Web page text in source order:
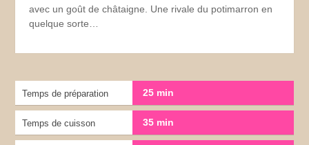
avec un goût de châtaigne. Une rivale du potimarron en
quelque sorte…
Temps de préparation 25 min
Temps de cuisson 35 min